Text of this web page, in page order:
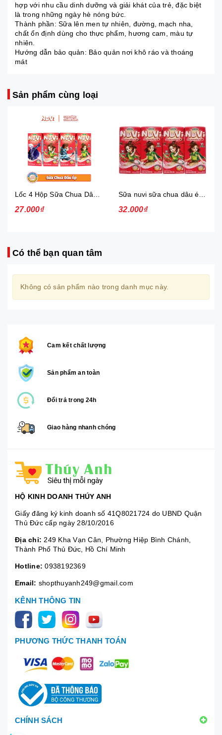
hợp với nhu cầu dinh dưỡng và giải khát của trẻ, đặc biệt
là trong những ngày hè nóng bức.
Thành phần: Sữa lên men tự nhiên, đường, mạch nha,
chất ổn định dùng cho thực phẩm, hương cam, màu tự
nhiên.
Hướng dẫn bảo quản: Bảo quản nơi khô ráo và thoáng
mát
Sản phẩm cùng loại
27.000₫ 32.000₫
Có thể bạn quan tâm
Không có sản phẩm nào trong danh mục này.
Cam kết chất lượng
Sản phẩm an toàn
Đổi trả trong 24h
Giao hàng nhanh chóng
HỘ KINH DOANH THÚY ANH
Giấy đăng ký kinh doanh số 41Q8021724 do UBND Quận
Thủ Đức cấp ngày 28/10/2016
Địa chỉ: 249 Kha Vạn Cân, Phường Hiệp Bình Chánh,
Thành Phố Thủ Đức, Hồ Chí Minh
Hotline: 0938192369
Email: shopthuyanh249@gmail.com
KÊNH THÔNG TIN
PHƯƠNG THỨC THANH TOÁN
CHÍNH SÁCH